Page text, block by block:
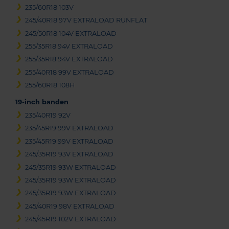
235/60R18 103V
245/40R18 97V EXTRALOAD RUNFLAT
245/50R18 104V EXTRALOAD
255/35R18 94V EXTRALOAD
255/35R18 94V EXTRALOAD
255/40R18 99V EXTRALOAD
255/60R18 108H
19-inch banden
235/40R19 92V
235/45R19 99V EXTRALOAD
235/45R19 99V EXTRALOAD
245/35R19 93V EXTRALOAD
245/35R19 93W EXTRALOAD
245/35R19 93W EXTRALOAD
245/35R19 93W EXTRALOAD
245/40R19 98V EXTRALOAD
245/45R19 102V EXTRALOAD